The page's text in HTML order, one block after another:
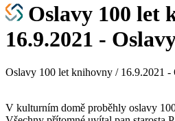
Oslavy 100 let
16.9.2021 -
Oslavy 100 let knihovny / 16.9.2021
V kulturním domě proběhly oslavy